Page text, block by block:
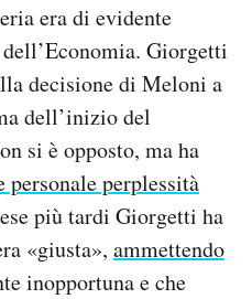
era di evidente
Giorgetti
decisione di Meloni a
dell’inizio del
si è opposto, ma ha
personale perplessità
più tardi Giorgetti ha
«giusta», ammettendo
inopportuna e che